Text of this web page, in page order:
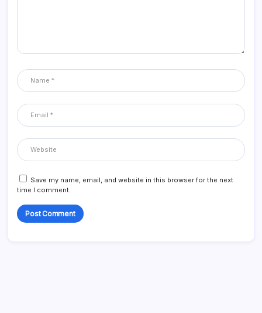
Save my name, email, and website in this browser for the next
time I comment.